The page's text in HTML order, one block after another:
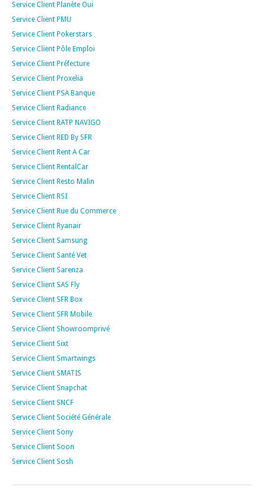
Service Client Planète Oui
Service Client PMU
Service Client Pokerstars
Service Client Pôle Emploi
Service Client Préfecture
Service Client Proxelia
Service Client PSA Banque
Service Client Radiance
Service Client RATP NAVIGO
Service Client RED By SFR
Service Client Rent A Car
Service Client RentalCar
Service Client Resto Malin
Service Client RSI
Service Client Rue du Commerce
Service Client Ryanair
Service Client Samsung
Service Client Santé Vet
Service Client Sarenza
Service Client SAS Fly
Service Client SFR Box
Service Client SFR Mobile
Service Client Showroomprivé
Service Client Sixt
Service Client Smartwings
Service Client SMATIS
Service Client Snapchat
Service Client SNCF
Service Client Société Générale
Service Client Sony
Service Client Soon
Service Client Sosh